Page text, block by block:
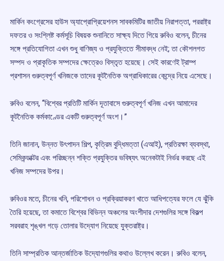
মার্কিন কংগ্রেসের হাউস অ্যাপ্রোপ্রিয়েশনস সাবকমিটির জাতীয় নিরাপত্তা, পররাষ্ট্র
দফতর ও সংশ্লিষ্ট কর্মসূচি বিষয়ক শুনানিতে সাক্ষ্য দিতে গিয়ে রুবিও বলেন, চীনের
সঙ্গে প্রতিযোগিতা এখন শুধু বাণিজ্য ও প্রযুক্তিতে সীমাবদ্ধ নেই; তা কৌশলগত
সম্পদ ও প্রাকৃতিক সম্পদের ক্ষেত্রেও বিস্তৃত হয়েছে। সেই কারণেই ট্রাম্প
প্রশাসন গুরুত্বপূর্ণ খনিজকে তাদের কূটনৈতিক অগ্রাধিকারের কেন্দ্রে নিয়ে এসেছে।
রুবিও বলেন, “বিশ্বের প্রতিটি মার্কিন দূতাবাসে গুরুত্বপূর্ণ খনিজ এখন আমাদের
কূটনৈতিক কর্মকাণ্ডের একটি গুরুত্বপূর্ণ অংশ।”
তিনি জানান, উন্নত উৎপাদন শিল্প, কৃত্রিম বুদ্ধিমত্তা (এআই), প্রতিরক্ষা ব্যবস্থা,
সেমিকন্ডাক্টর এবং পরিচ্ছন্ন শক্তি প্রযুক্তির ভবিষ্যৎ অনেকটাই নির্ভর করছে এই
খনিজ সম্পদের উপর।
রুবিওর মতে, চীনের খনি, পরিশোধন ও প্রক্রিয়াকরণ খাতে আধিপত্যের ফলে যে ঝুঁকি
তৈরি হয়েছে, তা কমাতে বিশ্বের বিভিন্ন অঞ্চলের অংশীদার দেশগুলির সঙ্গে বিকল্প
সরবরাহ শৃঙ্খল গড়ে তোলার উদ্যোগ নিয়েছে যুক্তরাষ্ট্র।
তিনি সাম্প্রতিক আন্তর্জাতিক উদ্যোগগুলির কথাও উল্লেখ করেন। রুবিও বলেন,